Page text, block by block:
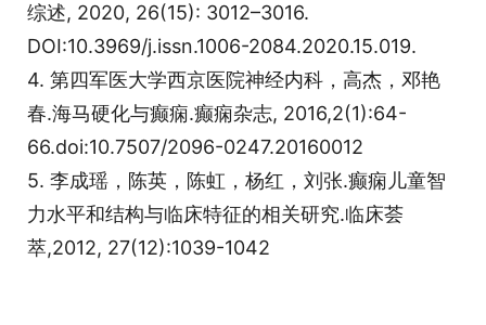
综述, 2020, 26(15): 3012–3016.
DOI:10.3969/j.issn.1006-2084.2020.15.019.
4. 第四军医大学西京医院神经内科，高杰，邓艳
春.海马硬化与癫痫.癫痫杂志, 2016,2(1):64-
66.doi:10.7507/2096-0247.20160012
5. 李成瑶，陈英，陈虹，杨红，刘张.癫痫儿童智
力水平和结构与临床特征的相关研究.临床荟
萃,2012, 27(12):1039-1042